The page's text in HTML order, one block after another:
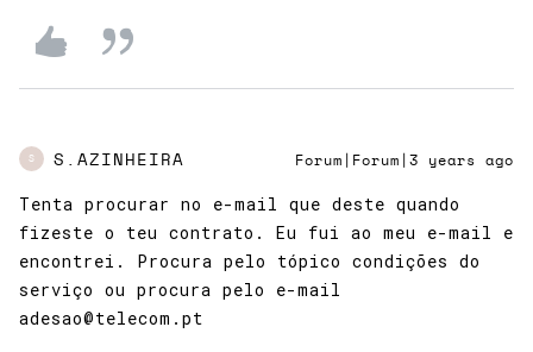
S S.AZINHEIRA Forum|Forum|3 years ago
Tenta procurar no e-mail que deste quando
fizeste o teu contrato. Eu fui ao meu e-mail e
encontrei. Procura pelo tópico condições do
serviço ou procura pelo e-mail
adesao@telecom.pt